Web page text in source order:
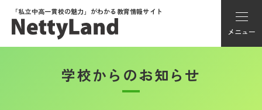
「私立中高一貫校の魅力」がわかる教育情報サイト
メニュー
アカウント登録
学校からのお知らせ